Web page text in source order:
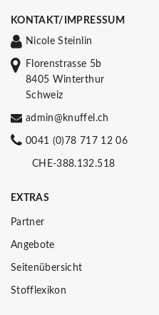
KONTAKT/IMPRESSUM
Nicole Steinlin
Florenstrasse 5b
8405 Winterthur
Schweiz
admin@knuffel.ch
0041 (0)78 717 12 06
CHE-388.132.518
EXTRAS
Partner
Angebote
Seitenübersicht
Stofflexikon